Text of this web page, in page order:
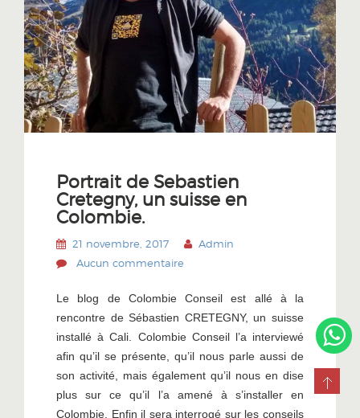
Portrait de Sebastien
Cretegny, un suisse en
Colombie.
21 novembre, 2017
Admin
Aucun commentaire
Le blog de Colombie Conseil est allé à la
rencontre de Sébastien CRETEGNY, un suisse
installé à Cali. Colombie Conseil l’a interviewé
afin qu’il se présente, qu’il nous parle aussi de
son activité, mais également qu’il nous en dise
plus sur ce qu’il l’a amené à s’installer en
Colombie. Enfin il sera interrogé sur les conseils